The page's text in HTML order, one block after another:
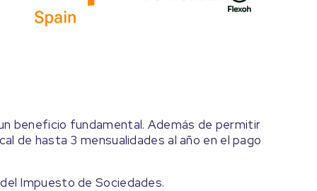
beneficio fundamental. Además de permitir
de hasta 3 mensualidades al año en el pago
Impuesto de Sociedades.